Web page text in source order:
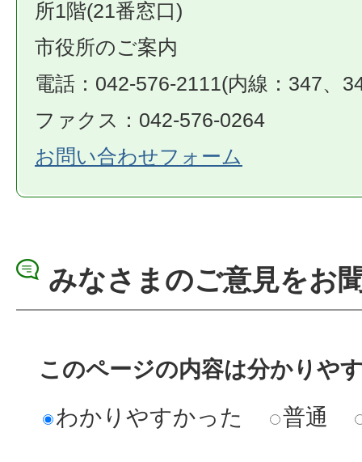
所1階(21番窓口)
市役所のご案内
電話：042-576-2111(内線：347、
ファクス：042-576-0264
お問い合わせフォーム
みなさまのご意見をお
このページの内容は分かりや
わかりやすかった
普通